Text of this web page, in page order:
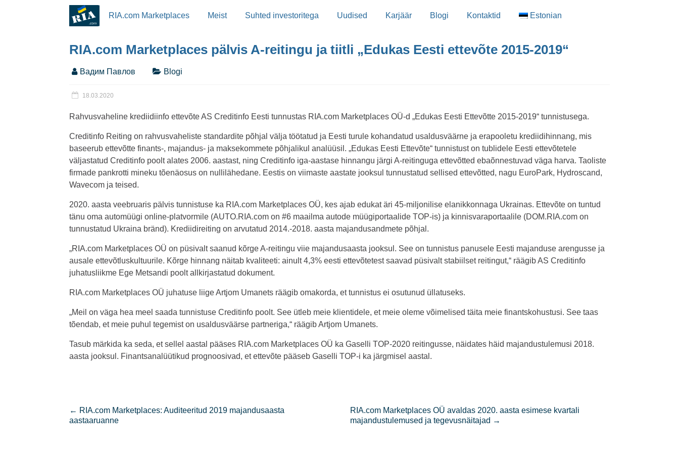
RIA.com Marketplaces Meist Suhted investoritega Uudised Karjäär Blogi Kontaktid Estonian
RIA.com Marketplaces pälvis A-reitingu ja tiitli „Edukas Eesti ettevõte 2015-2019“
Вадим Павлов Blogi
18.03.2020
Rahvusvaheline krediidiinfo ettevõte AS Creditinfo Eesti tunnustas RIA.com Marketplaces OÜ-d „Edukas Eesti Ettevõtte 2015-2019“ tunnistusega.
Creditinfo Reiting on rahvusvaheliste standardite põhjal välja töötatud ja Eesti turule kohandatud usaldusväärne ja erapooletu krediidihinnang, mis
baseerub ettevõtte finants-, majandus- ja maksekommete põhjalikul analüüsil. „Edukas Eesti Ettevõte“ tunnistust on tublidele Eesti ettevõtetele
väljastatud Creditinfo poolt alates 2006. aastast, ning Creditinfo iga-aastase hinnangu järgi A-reitinguga ettevõtted ebaõnnestuvad väga harva. Taoliste
firmade pankrotti mineku tõenäosus on nullilähedane. Eestis on viimaste aastate jooksul tunnustatud sellised ettevõtted, nagu EuroPark, Hydroscand,
Wavecom ja teised.
2020. aasta veebruaris pälvis tunnistuse ka RIA.com Marketplaces OÜ, kes ajab edukat äri 45-miljonilise elanikkonnaga Ukrainas. Ettevõte on tuntud
tänu oma automüügi online-platvormile (AUTO.RIA.com on #6 maailma autode müügiportaalide TOP-is) ja kinnisvaraportaalile (DOM.RIA.com on
tunnustatud Ukraina bränd). Krediidireiting on arvutatud 2014.-2018. aasta majandusandmete põhjal.
„RIA.com Marketplaces OÜ on püsivalt saanud kõrge A-reitingu viie majandusaasta jooksul. See on tunnistus panusele Eesti majanduse arengusse ja
ausale ettevõtluskultuurile. Kõrge hinnang näitab kvaliteeti: ainult 4,3% eesti ettevõtetest saavad püsivalt stabiilset reitingut,“ räägib AS Creditinfo
juhatusliikme Ege Metsandi poolt allkirjastatud dokument.
RIA.com Marketplaces OÜ juhatuse liige Artjom Umanets räägib omakorda, et tunnistus ei osutunud üllatuseks.
„Meil on väga hea meel saada tunnistuse Creditinfo poolt. See ütleb meie klientidele, et meie oleme võimelised täita meie finantskohustusi. See taas
tõendab, et meie puhul tegemist on usaldusväärse partneriga,“ räägib Artjom Umanets.
Tasub märkida ka seda, et sellel aastal pääses RIA.com Marketplaces OÜ ka Gaselli TOP-2020 reitingusse, näidates häid majandustulemusi 2018.
aasta jooksul. Finantsanalüütikud prognoosivad, et ettevõte pääseb Gaselli TOP-i ka järgmisel aastal.
← RIA.com Marketplaces: Auditeeritud 2019 majandusaasta
aastaaruanne
RIA.com Marketplaces OÜ avaldas 2020. aasta esimese kvartali
majandustulemused ja tegevusnäitajad →